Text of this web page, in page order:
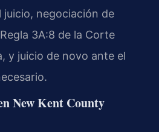
juicio, negociación de
3A:8 de la Corte
y juicio de novo ante el
New Kent County